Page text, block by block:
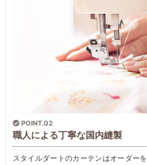
POINT.02
職人による丁寧な国内縫製
スタイルダートのカーテンはオーダー